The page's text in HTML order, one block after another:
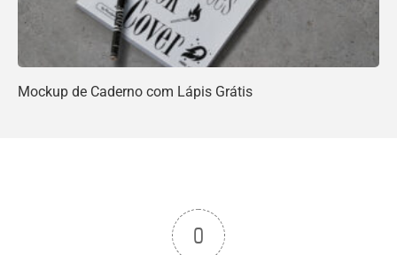
Mockup de Caderno com Lápis Grátis
0